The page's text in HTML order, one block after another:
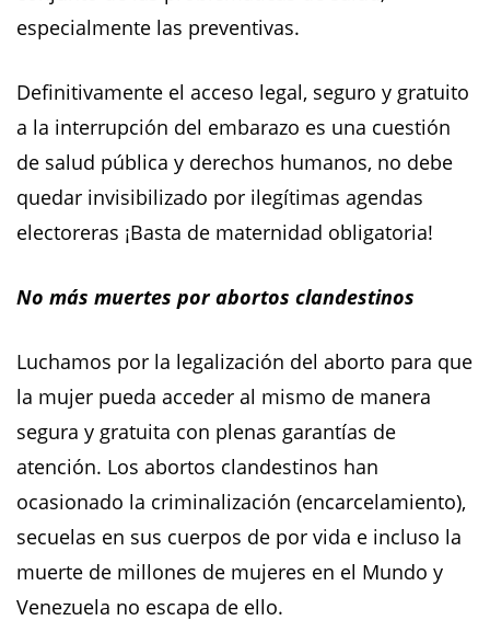
especialmente las preventivas.
Definitivamente el acceso legal, seguro y gratuito
a la interrupción del embarazo es una cuestión
de salud pública y derechos humanos, no debe
quedar invisibilizado por ilegítimas agendas
electoreras ¡Basta de maternidad obligatoria!
No más muertes por abortos clandestinos
Luchamos por la legalización del aborto para que
la mujer pueda acceder al mismo de manera
segura y gratuita con plenas garantías de
atención. Los abortos clandestinos han
ocasionado la criminalización (encarcelamiento),
secuelas en sus cuerpos de por vida e incluso la
muerte de millones de mujeres en el Mundo y
Venezuela no escapa de ello.